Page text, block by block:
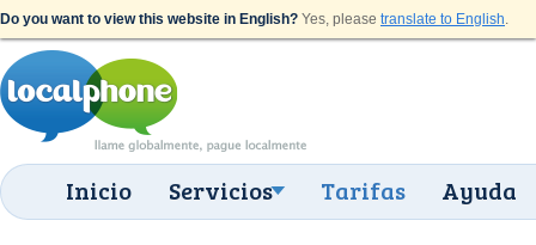
Do you want to view this website in English? Yes, please translate to English.
Inicio Servicios Tarifas Ayuda